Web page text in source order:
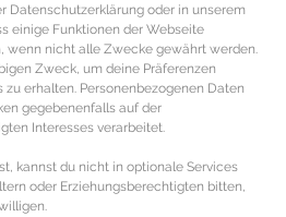
Datenschutzerklärung oder in unserem
einige Funktionen der Webseite
wenn nicht alle Zwecke gewährt werden.
Zweck, um deine Präferenzen
erhalten. Personenbezogenen Daten
gegebenenfalls auf der
Interesses verarbeitet.
kannst du nicht in optionale Services
oder Erziehungsberechtigten bitten,
Book a
die wichtigsten
a tiger im Test plus die
statt Haustier, fahles